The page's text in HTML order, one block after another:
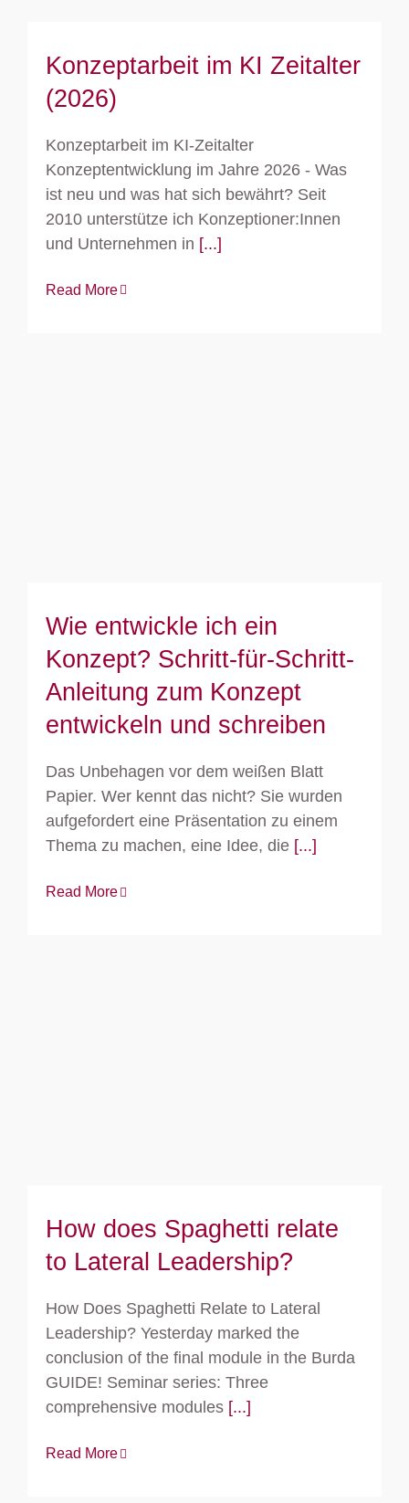
Konzeptarbeit im KI Zeitalter
(2026)
Konzeptarbeit im KI-Zeitalter
Konzeptentwicklung im Jahre 2026 - Was
ist neu und was hat sich bewährt? Seit
2010 unterstütze ich Konzeptioner:Innen
und Unternehmen in [...]
Read More
Wie entwickle ich ein
Konzept? Schritt-für-Schritt-
Anleitung zum Konzept
entwickeln und schreiben
Das Unbehagen vor dem weißen Blatt
Papier. Wer kennt das nicht? Sie wurden
aufgefordert eine Präsentation zu einem
Thema zu machen, eine Idee, die[...]
Read More
How does Spaghetti relate
to Lateral Leadership?
How Does Spaghetti Relate to Lateral
Leadership? Yesterday marked the
conclusion of the final module in the Burda
GUIDE! Seminar series: Three
comprehensive modules[...]
Read More